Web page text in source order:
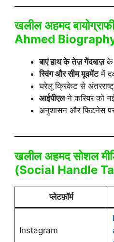
खलील अहमद
Ahmed
बाएं हाथ के तेज़ गेंदबाज़के
स्विंग और सीम मूवमेंटमें
घरेलू क्रिकेट से
आईपीएलने करियर को नई
अनुशासन और फिटनेस पर
खलील अहमद सोशल
(Social Handle
प्लेटफ़ॉर्म
Instagram